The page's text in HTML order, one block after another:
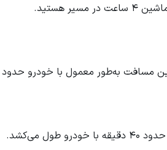
در مسیر هستید.
مسافت به‌طور معمول با خودرو حدود ۳ ساعت طول می‌کشد.
طول می‌کشد.